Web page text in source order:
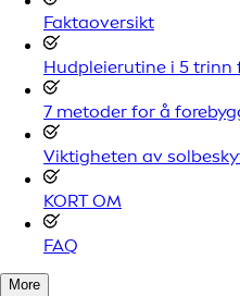
Faktaoversikt
Hudpleierutine i 5 trinn
7 metoder for å
Viktigheten av
KORT OM
FAQ
More